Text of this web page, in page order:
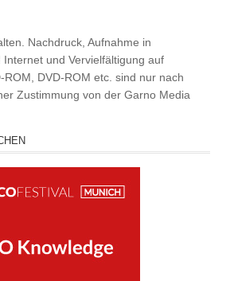
Nachdruck, Aufnahme in
und Vervielfältigung auf
ROM, DVD-ROM etc. sind nur nach
Zustimmung von der Garno Media